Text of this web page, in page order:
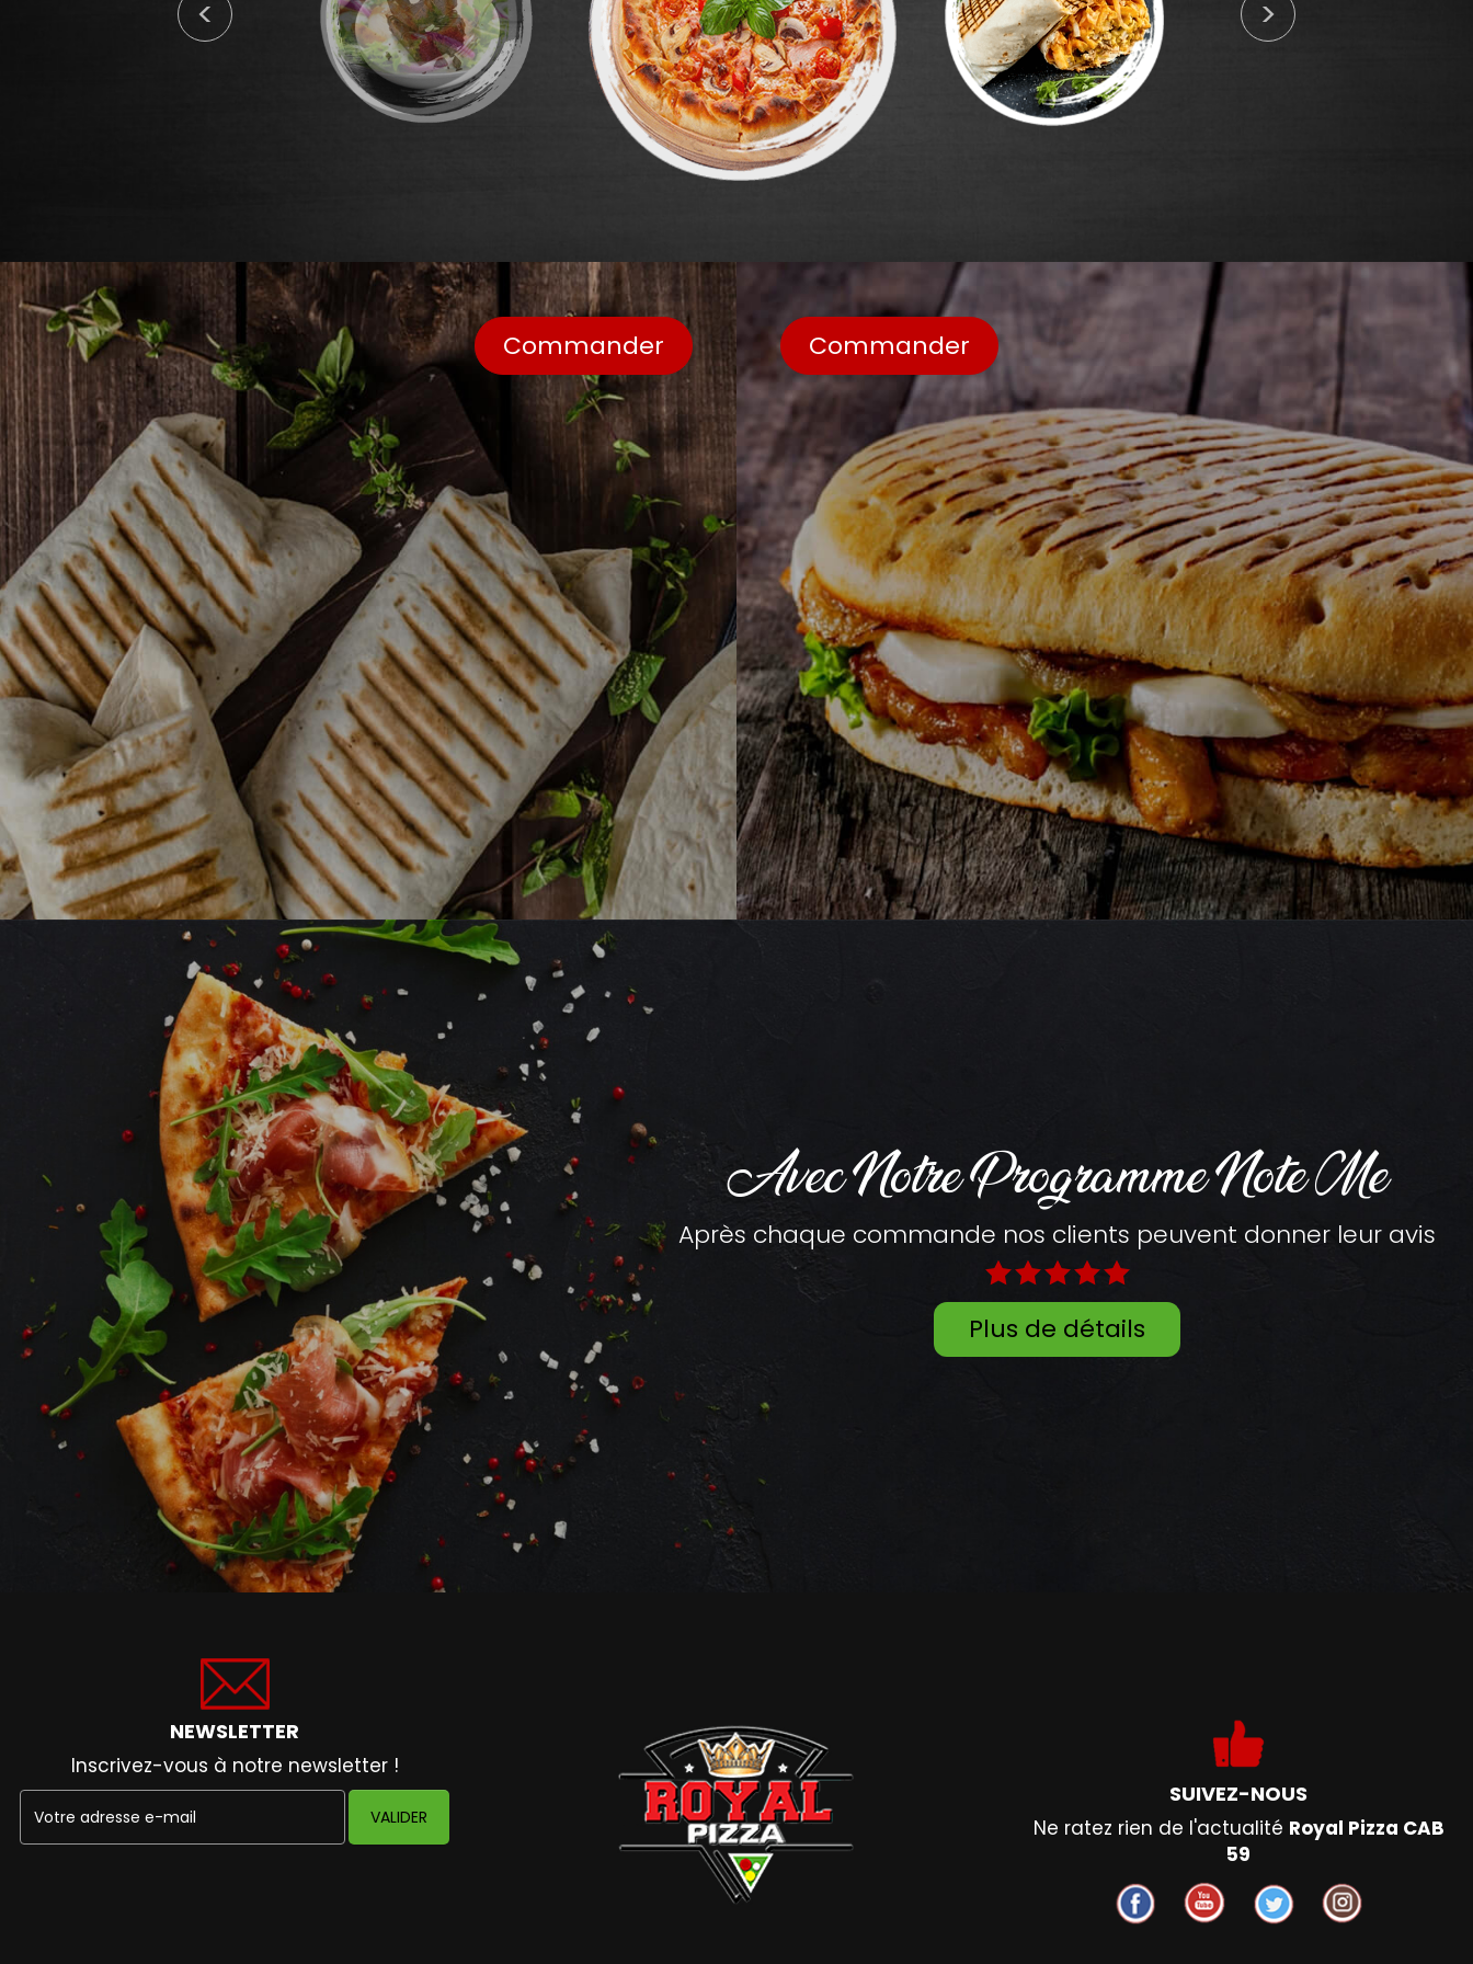
Commander Commander
Avec Notre Programme Note Me
Après chaque commande nos clients peuvent donner leur avis
Plus de détails
NEWSLETTER
Inscrivez-vous à notre newsletter !
VALIDER
SUIVEZ-NOUS
Ne ratez rien de l'actualité Royal Pizza CAB
59